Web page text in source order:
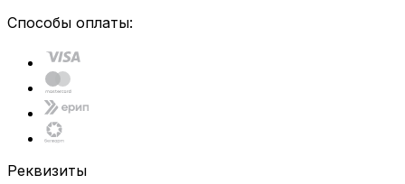
Способы оплаты:
Реквизиты